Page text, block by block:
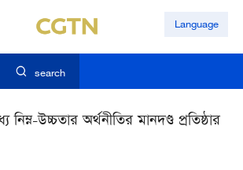
Language
search
উচ্চতার অর্থনীতির মানদণ্ড প্রতিষ্ঠার